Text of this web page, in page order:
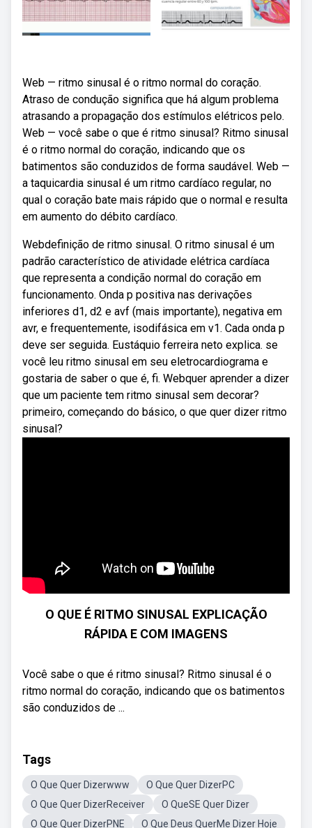
Web — ritmo sinusal é o ritmo normal do coração.
Atraso de condução significa que há algum problema
atrasando a propagação dos estímulos elétricos pelo.
Web — você sabe o que é ritmo sinusal? Ritmo sinusal
é o ritmo normal do coração, indicando que os
batimentos são conduzidos de forma saudável. Web —
a taquicardia sinusal é um ritmo cardíaco regular, no
qual o coração bate mais rápido que o normal e resulta
em aumento do débito cardíaco.
Webdefinição de ritmo sinusal. O ritmo sinusal é um
padrão característico de atividade elétrica cardíaca
que representa a condição normal do coração em
funcionamento. Onda p positiva nas derivações
inferiores d1, d2 e avf (mais importante), negativa em
avr, e frequentemente, isodifásica em v1. Cada onda p
deve ser seguida. Eustáquio ferreira neto explica. se
você leu ritmo sinusal em seu eletrocardiograma e
gostaria de saber o que é, fi. Webquer aprender a dizer
que um paciente tem ritmo sinusal sem decorar? ‍
primeiro, começando do básico, o que quer dizer ritmo
sinusal?
O QUE É RITMO SINUSAL EXPLICAÇÃO
RÁPIDA E COM IMAGENS
Você sabe o que é ritmo sinusal? Ritmo sinusal é o
ritmo normal do coração, indicando que os batimentos
são conduzidos de ...
Tags
O Que Quer Dizerwww
O Que Quer DizerPC
O Que Quer DizerReceiver
O QueSE Quer Dizer
O Que Quer DizerPNE
O Que Deus QuerMe Dizer Hoje